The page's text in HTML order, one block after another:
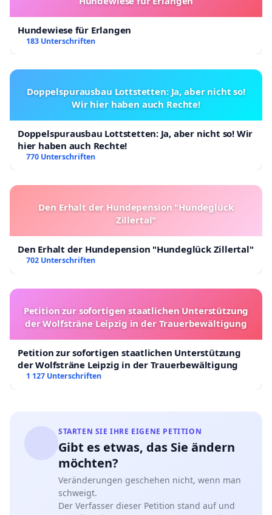
Hundewiese für Erlangen
183 Unterschriften
Doppelspurausbau Lottstetten: Ja, aber nicht so!
Wir hier haben auch Rechte!
Doppelspurausbau Lottstetten: Ja, aber nicht so! Wir
hier haben auch Rechte!
770 Unterschriften
Den Erhalt der Hundepension "Hundeglück
Zillertal"
Den Erhalt der Hundepension "Hundeglück Zillertal"
702 Unterschriften
Petition zur sofortigen staatlichen Unterstützung
der Wolfsträne Leipzig in der Trauerbewältigung
Petition zur sofortigen staatlichen Unterstützung
der Wolfsträne Leipzig in der Trauerbewältigung
1 127 Unterschriften
STARTEN SIE IHRE EIGENE PETITION
Gibt es etwas, das Sie ändern
möchten?
Veränderungen geschehen nicht, wenn man
schweigt.
Der Verfasser dieser Petition stand auf und